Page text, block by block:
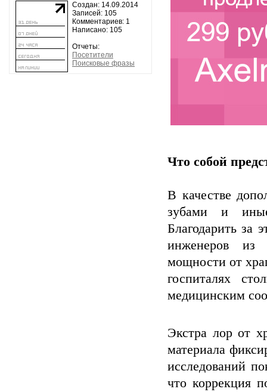
Создан: 14.09.2014
Записей: 105
Комментариев: 1
Написано: 105
Отчеты:
Посетители
Поисковые фразы
Что собой
В качестве
зубами и
Благодарить
инженеров из
мощности от
госпиталях
медицинским
Экстра лор от
материала
исследований
что коррекция